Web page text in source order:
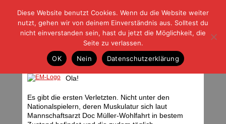
| | |BLOG-GFußball und der Rest
HOME|REGELN|IMPRESSUM |DATENSCHUTZ
Da! Der Text zum Bild!
Donnerstag, 22.05.08 | 10:43 Uhr
Ola!
Es gibt die ersten Verletzten. Nicht unter den
Nationalspielern, deren Muskulatur sich laut
Mannschaftsarzt Doc Müller-Wohlfahrt in bestem
Diese Website benutzt Cookies. Wenn du die Website weiter
nutzt, gehen wir von deinem Einverständnis aus. Solltest du
nicht einverstanden sein, hast du jetzt die Möglichkeit, die
Seite zu verlassen.
OK
Nein Datenschutzerklärung